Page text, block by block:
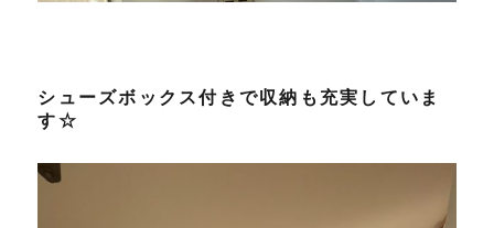
シューズボックス付きで収納も充実していま
す☆